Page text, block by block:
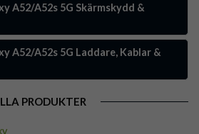
A52/A52s 5G Skärmskydd &
A52/A52s 5G Laddare, Kablar &
PRODUKTER